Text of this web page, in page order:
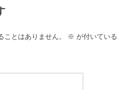
ことはありません。 ※ が付いている